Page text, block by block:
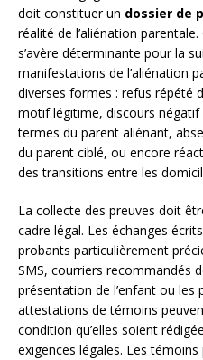
doit constituer un dossier de
réalité de l’aliénation
s’avère déterminante pour la
manifestations de l’aliénation
diverses formes : refus répété
motif légitime, discours négatif
termes du parent aliénant,
du parent ciblé, ou encore
des transitions entre les
La collecte des preuves doit
cadre légal. Les échanges
probants particulièrement
SMS, courriers recommandés
présentation de l’enfant ou les
attestations de témoins
condition qu’elles soient
exigences légales. Les